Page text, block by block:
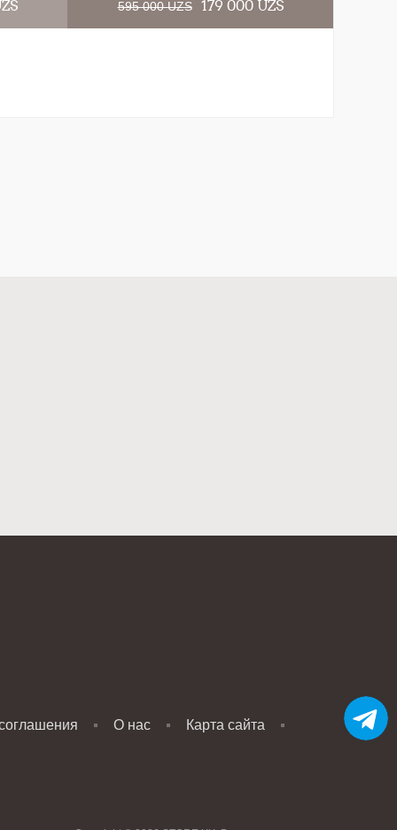
595 000 UZS 179 000 UZS
О нас Карта сайта